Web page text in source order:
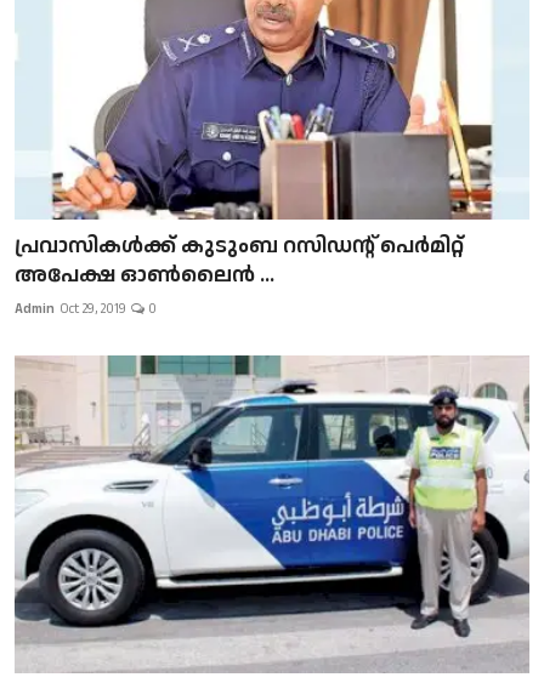
പ്രവാസികള്‍ക്ക് കുടുംബ റസിഡന്റ് പെർമിറ്റ്
അപേക്ഷ ഓൺലൈൻ ...
Admin Oct 29, 2019 0